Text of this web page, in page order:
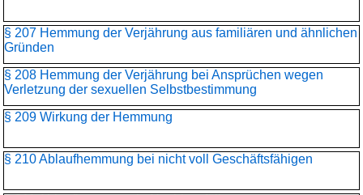
§ 207 Hemmung der Verjährung aus familiären und ähnlichen
Gründen
§ 208 Hemmung der Verjährung bei Ansprüchen wegen
Verletzung der sexuellen Selbstbestimmung
§ 209 Wirkung der Hemmung
§ 210 Ablaufhemmung bei nicht voll Geschäftsfähigen